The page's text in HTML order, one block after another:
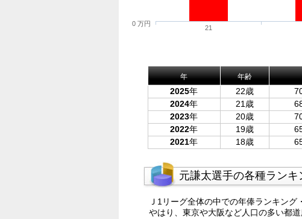
21
0 万円
年 年齢
2025年 22歳
2024年 21歳
2023年 20歳
2022年 19歳
2021年 18歳
元謙太選手の各種ランキ
Ｊ1リーグ全体の中での年俸ランキン
やはり、東京や大阪など人口の多い都道